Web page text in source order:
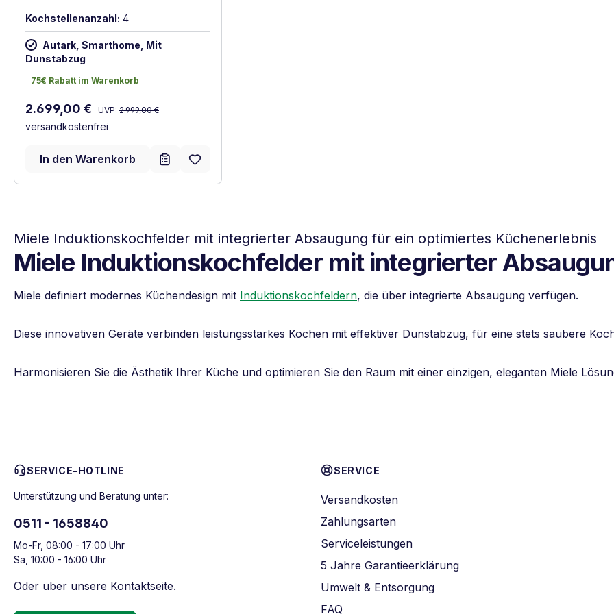
Kochstellenanzahl: 4
Autark, Smarthome, Mit
Dunstabzug
75€ Rabatt im Warenkorb
75€ Rabatt im Warenkorb
Verkaufspreis:
2.699,00 € Regulärer Preis:
UVP: 2.999,00 €
versandkostenfrei
In den Warenkorb
Miele Induktionskochfelder mit integrierter Absaugung für ein optimiertes Küchenerlebnis
Miele Induktionskochfelder mit integrierter
Miele definiert modernes Küchendesign mit Induktionskochfeldern, die über integrierte Absaugung verfügen.
Diese innovativen Geräte verbinden leistungsstarkes Kochen mit effektiver Dunstabzug, für eine stets saubere
Harmonisieren Sie die Ästhetik Ihrer Küche und optimieren Sie den Raum mit einer einzigen, eleganten Miele
SERVICE-HOTLINE
Unterstützung und Beratung unter:
0511 - 1658840
Mo-Fr, 08:00 - 17:00 Uhr
Sa, 10:00 - 16:00 Uhr
Oder über unsere Kontaktseite.
SERVICE
Versandkosten
Zahlungsarten
Serviceleistungen
5 Jahre Garantieerklärung
Umwelt & Entsorgung
FAQ